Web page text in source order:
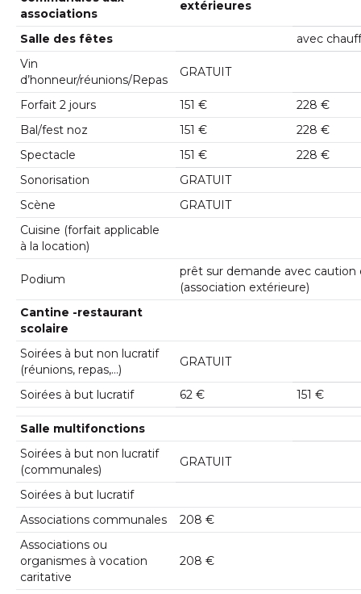
associations
extérieures
Salle des fêtes
avec
Vin
d’honneur/réunions/Repas
GRATUIT
Forfait 2 jours 151 €
228 €
Bal/fest noz
151 €
228 €
Spectacle
151 €
228 €
Sonorisation
GRATUIT
Scène
GRATUIT
Cuisine (forfait applicable
à la location)
Podium
prêt sur demande avec caution
(association extérieure)
Cantine -restaurant
scolaire
Soirées à but non lucratif
(réunions, repas,…)
GRATUIT
Soirées à but lucratif 62 € 151 €
Salle multifonctions
Soirées à but non lucratif
(communales)
GRATUIT
Soirées à but lucratif
Associations communales
208 €
Associations ou
organismes à vocation
caritative
208 €